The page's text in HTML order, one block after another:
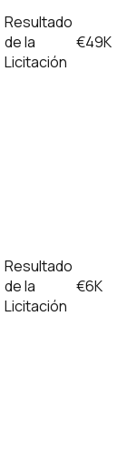
Resultado
de la
Licitación
€49K
Resultado
de la
Licitación
€6K